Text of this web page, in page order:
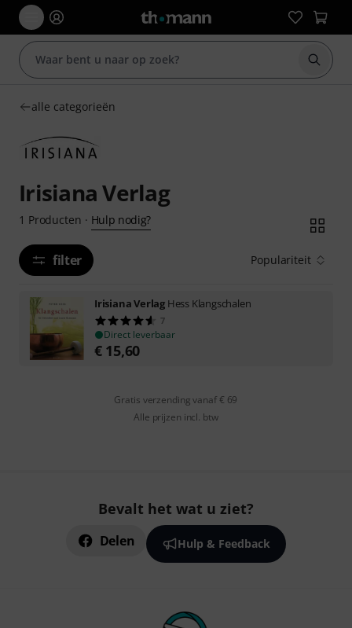
Zoek
alle categorieën
Irisiana Verlag
1 Producten · Hulp nodig?
filter Populariteit
Irisiana Verlag Hess Klangschalen
7
Direct leverbaar
€ 15,60
Gratis verzending vanaf € 69
Alle prijzen incl. btw
Bevalt het wat u ziet?
Delen Hulp & Feedback